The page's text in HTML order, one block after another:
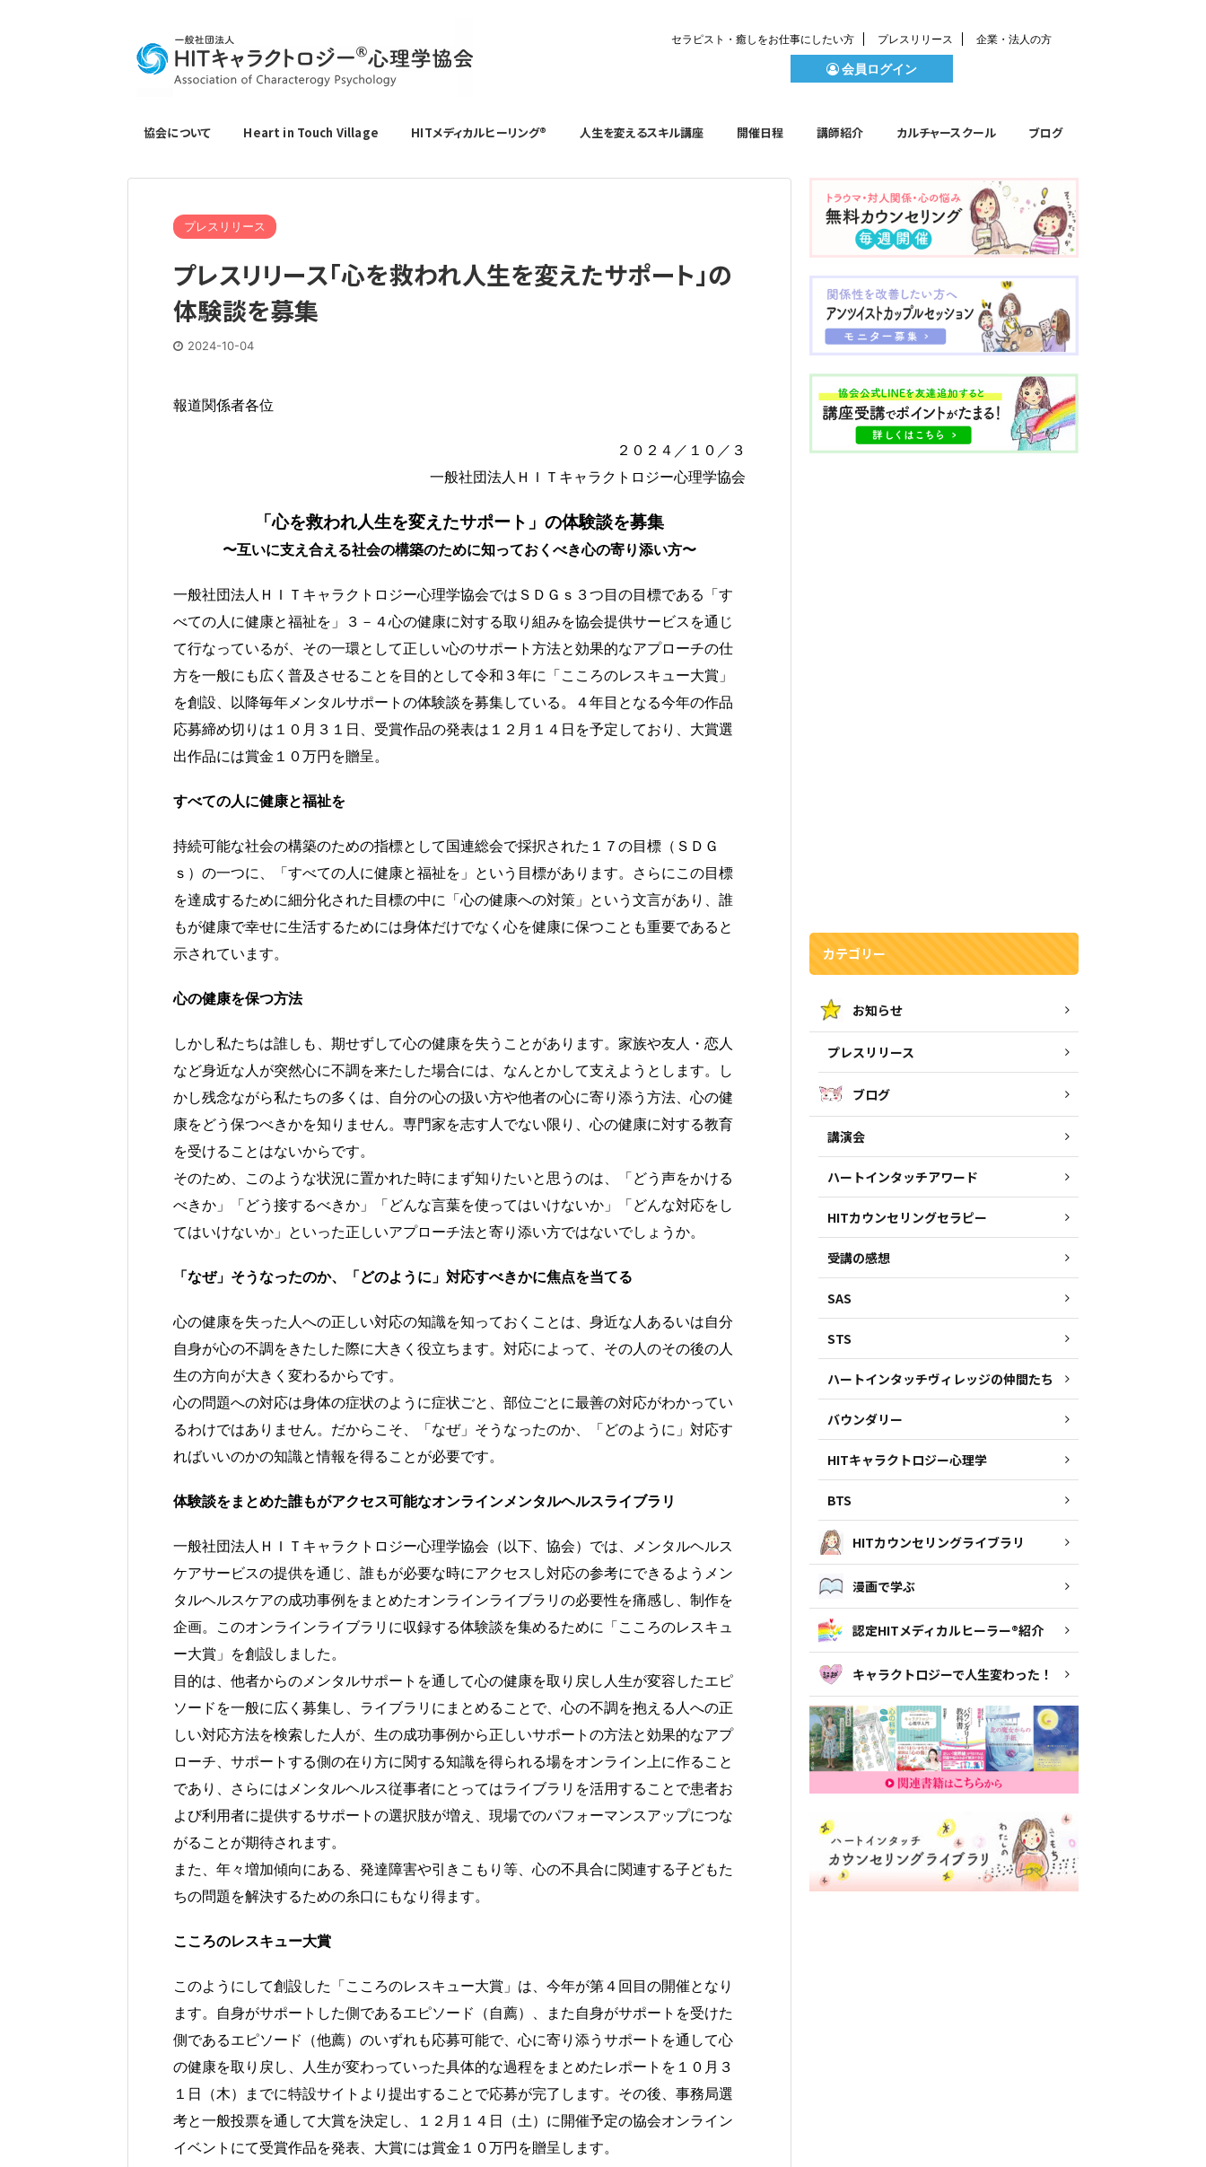
セラピスト・癒しをお仕事にしたい方 プレスリリース 企業・法人の方
会員ログイン
協会について Heart in Touch Village HITメディカルヒーリング®️ 人生を変えるスキル講座 開催日程 講師紹介 カルチャースクール ブログ
プレスリリース
プレスリリース「心を救われ人生を変えたサポート」の
体験談を募集
2024-10-04
報道関係者各位
２０２４／１０／３
一般社団法人ＨＩＴキャラクトロジー心理学協会
「心を救われ人生を変えたサポート」の体験談を募集
〜互いに支え合える社会の構築のために知っておくべき心の寄り添い方〜
一般社団法人ＨＩＴキャラクトロジー心理学協会ではＳＤＧｓ３つ目の目標である「す
べての人に健康と福祉を」３－４心の健康に対する取り組みを協会提供サービスを通じ
て行なっているが、その一環として正しい心のサポート方法と効果的なアプローチの仕
方を一般にも広く普及させることを目的として令和３年に「こころのレスキュー大賞」
を創設、以降毎年メンタルサポートの体験談を募集している。４年目となる今年の作品
応募締め切りは１０月３１日、受賞作品の発表は１２月１４日を予定しており、大賞選
出作品には賞金１０万円を贈呈。
すべての人に健康と福祉を
持続可能な社会の構築のための指標として国連総会で採択された１７の目標（ＳＤＧ
ｓ）の一つに、「すべての人に健康と福祉を」という目標があります。さらにこの目標
を達成するために細分化された目標の中に「心の健康への対策」という文言があり、誰
もが健康で幸せに生活するためには身体だけでなく心を健康に保つことも重要であると
示されています。
心の健康を保つ方法
しかし私たちは誰しも、期せずして心の健康を失うことがあります。家族や友人・恋人
など身近な人が突然心に不調を来たした場合には、なんとかして支えようとします。し
かし残念ながら私たちの多くは、自分の心の扱い方や他者の心に寄り添う方法、心の健
康をどう保つべきかを知りません。専門家を志す人でない限り、心の健康に対する教育
を受けることはないからです。
そのため、このような状況に置かれた時にまず知りたいと思うのは、「どう声をかける
べきか」「どう接するべきか」「どんな言葉を使ってはいけないか」「どんな対応をし
てはいけないか」といった正しいアプローチ法と寄り添い方ではないでしょうか。
「なぜ」そうなったのか、「どのように」対応すべきかに焦点を当てる
心の健康を失った人への正しい対応の知識を知っておくことは、身近な人あるいは自分
自身が心の不調をきたした際に大きく役立ちます。対応によって、その人のその後の人
生の方向が大きく変わるからです。
心の問題への対応は身体の症状のように症状ごと、部位ごとに最善の対応がわかってい
るわけではありません。だからこそ、「なぜ」そうなったのか、「どのように」対応す
ればいいのかの知識と情報を得ることが必要です。
体験談をまとめた誰もがアクセス可能なオンラインメンタルヘルスライブラリ
一般社団法人ＨＩＴキャラクトロジー心理学協会（以下、協会）では、メンタルヘルス
ケアサービスの提供を通じ、誰もが必要な時にアクセスし対応の参考にできるようメン
タルヘルスケアの成功事例をまとめたオンラインライブラリの必要性を痛感し、制作を
企画。このオンラインライブラリに収録する体験談を集めるために「こころのレスキュ
ー大賞」を創設しました。
目的は、他者からのメンタルサポートを通して心の健康を取り戻し人生が変容したエピ
ソードを一般に広く募集し、ライブラリにまとめることで、心の不調を抱える人への正
しい対応方法を検索した人が、生の成功事例から正しいサポートの方法と効果的なアプ
ローチ、サポートする側の在り方に関する知識を得られる場をオンライン上に作ること
であり、さらにはメンタルヘルス従事者にとってはライブラリを活用することで患者お
よび利用者に提供するサポートの選択肢が増え、現場でのパフォーマンスアップにつな
がることが期待されます。
また、年々増加傾向にある、発達障害や引きこもり等、心の不具合に関連する子どもた
ちの問題を解決するための糸口にもなり得ます。
こころのレスキュー大賞
このようにして創設した「こころのレスキュー大賞」は、今年が第４回目の開催となり
ます。自身がサポートした側であるエピソード（自薦）、また自身がサポートを受けた
側であるエピソード（他薦）のいずれも応募可能で、心に寄り添うサポートを通して心
の健康を取り戻し、人生が変わっていった具体的な過程をまとめたレポートを１０月３
１日（木）までに特設サイトより提出することで応募が完了します。その後、事務局選
考と一般投票を通して大賞を決定し、１２月１４日（土）に開催予定の協会オンライン
イベントにて受賞作品を発表、大賞には賞金１０万円を贈呈します。
カテゴリー
お知らせ
プレスリリース
ブログ
講演会
ハートインタッチアワード
HITカウンセリングセラピー
受講の感想
SAS
STS
ハートインタッチヴィレッジの仲間たち
バウンダリー
HITキャラクトロジー心理学
BTS
HITカウンセリングライブラリ
漫画で学ぶ
認定HITメディカルヒーラー®紹介
キャラクトロジーで人生変わった！